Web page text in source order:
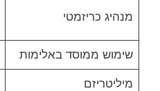
מנהיג כריזמטי
שימוש ממוסד באלימות
מיליטריזם